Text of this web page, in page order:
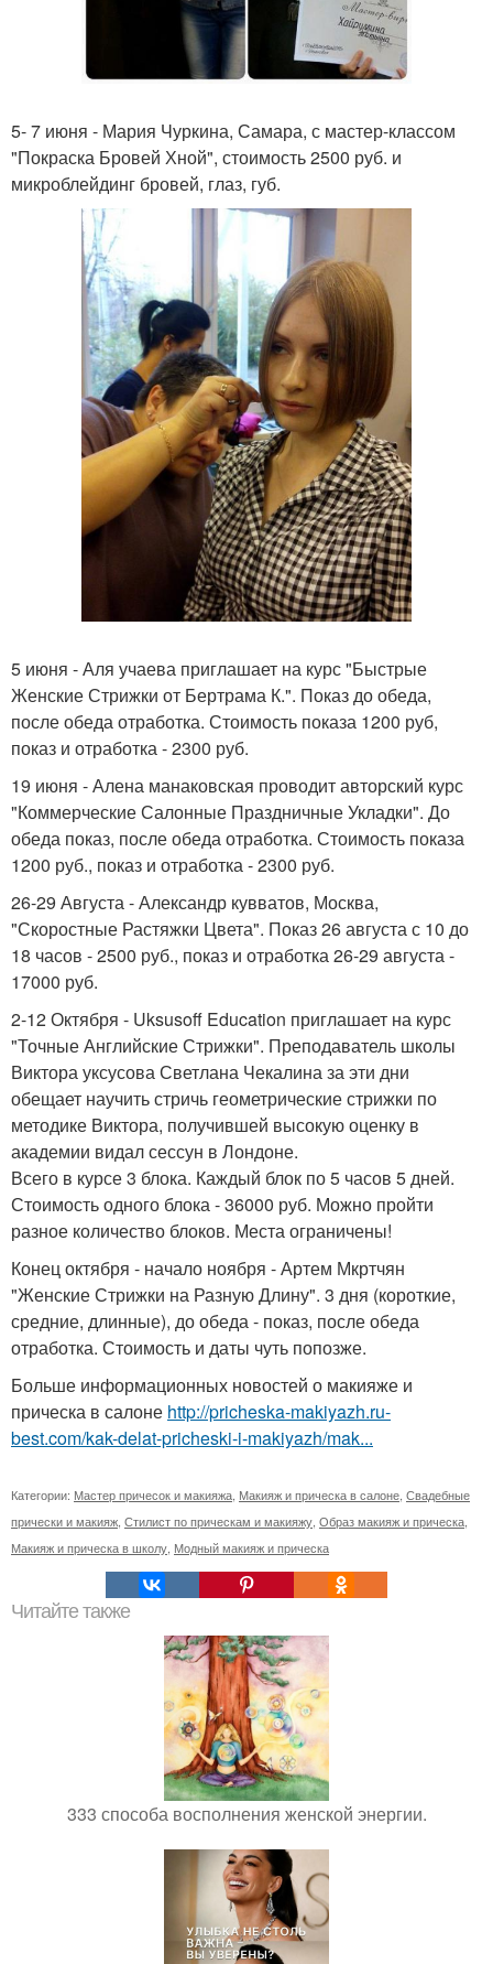
5- 7 июня - Мария Чуркина, Самара, с мастер-классом
"Покраска Бровей Хной", стоимость 2500 руб. и
микроблейдинг бровей, глаз, губ.
5 июня - Аля учаева приглашает на курс "Быстрые
Женские Стрижки от Бертрама К.". Показ до обеда,
после обеда отработка. Стоимость показа 1200 руб,
показ и отработка - 2300 руб.
19 июня - Алена манаковская проводит авторский курс
"Коммерческие Салонные Праздничные Укладки". До
обеда показ, после обеда отработка. Стоимость показа
1200 руб., показ и отработка - 2300 руб.
26-29 Августа - Александр кувватов, Москва,
"Скоростные Растяжки Цвета". Показ 26 августа с 10 до
18 часов - 2500 руб., показ и отработка 26-29 августа -
17000 руб.
2-12 Октября - Uksusoff Education приглашает на курс
"Точные Английские Стрижки". Преподаватель школы
Виктора уксусова Светлана Чекалина за эти дни
обещает научить стричь геометрические стрижки по
методике Виктора, получившей высокую оценку в
академии видал сессун в Лондоне.
Всего в курсе 3 блока. Каждый блок по 5 часов 5 дней.
Стоимость одного блока - 36000 руб. Можно пройти
разное количество блоков. Места ограничены!
Конец октября - начало ноября - Артем Мкртчян
"Женские Стрижки на Разную Длину". 3 дня (короткие,
средние, длинные), до обеда - показ, после обеда
отработка. Стоимость и даты чуть попозже.
Больше информационных новостей о макияже и
прическа в салоне http://pricheska-makiyazh.ru-
best.com/kak-delat-pricheski-i-makiyazh/mak...
Категории: Мастер причесок и макияжа Макияж и прическа в салоне Свадебные
прически и макияж Стилист по прическам и макияжу Образ макияж и прическа
Макияж и прическа в школу Модный макияж и прическа
Читайте также
333 способа восполнения женской энергии.